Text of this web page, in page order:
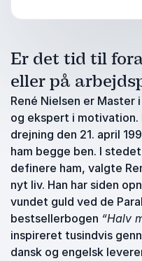
Er det tid til
eller på
René Nielsen er
og ekspert i motivation.
drejning den 21. april
ham begge ben. I
definere ham, valgte
nyt liv. Han har siden
vundet guld ved de
bestsellerbogen “Halv
inspireret tusindvis
dansk og engelsk